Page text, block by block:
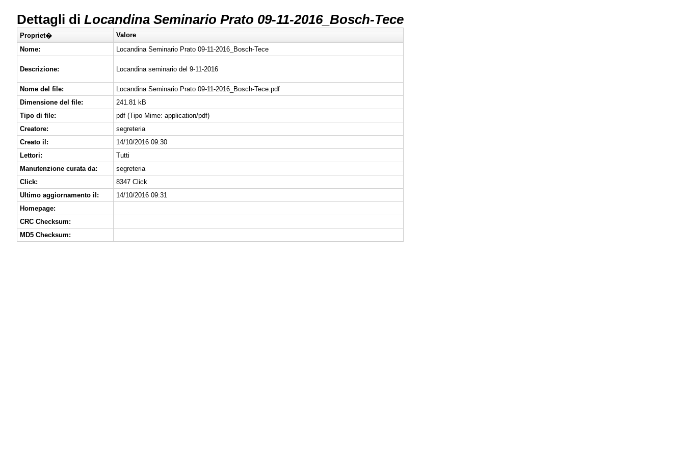
Dettagli di Locandina Seminario Prato 09-11-2016_Bosch-Tece
Propriet�
Valore
Nome:
Locandina Seminario Prato 09-11-2016_Bosch-Tece
Descrizione: Locandina seminario del 9-11-2016
Nome del file:
Locandina Seminario Prato 09-11-2016_Bosch-Tece.pdf
Dimensione del file:
241.81 kB
Tipo di file:
pdf (Tipo Mime: application/pdf)
Creatore:
segreteria
Creato il:
14/10/2016 09:30
Lettori:
Tutti
Manutenzione curata da:
segreteria
Click:
8347 Click
Ultimo aggiornamento il:
14/10/2016 09:31
Homepage:
CRC Checksum:
MD5 Checksum: